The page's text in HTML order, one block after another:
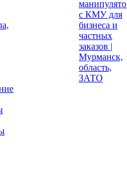
с КМУ для
бизнеса и
частных
заказов |
Мурманск,
область,
ЗАТО